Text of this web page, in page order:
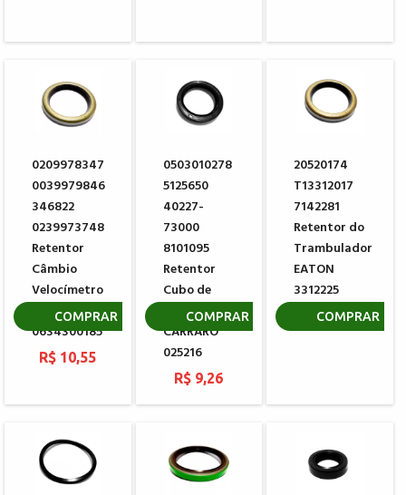
0209978347
0039979846
346822
0239973748
Retentor
Câmbio
Velocímetro
0634300185
R$ 10,55
COMPRAR
0503010278
5125650
40227-
73000
8101095
Retentor
Cubo de
Roda
CARRARO
025216
R$ 9,26
COMPRAR
20520174
T13312017
7142281
Retentor do
Trambulador
EATON
3312225
R$ 10,55
COMPRAR